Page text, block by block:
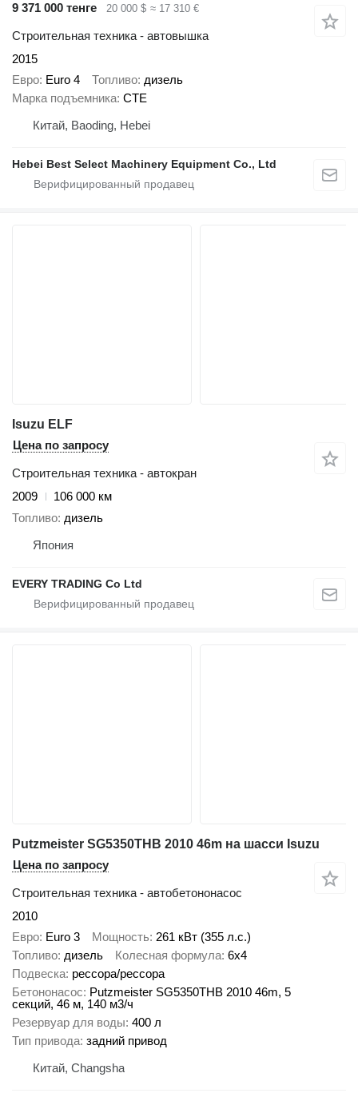
9 371 000 тенге 20 000 $ ≈ 17 310 €
Строительная техника - автовышка
2015
Евро Euro 4 Топливо дизель
Марка подъемника CTE
Китай, Baoding, Hebei
Hebei Best Select Machinery Equipment Co., Ltd
Isuzu ELF
Цена по запросу
Строительная техника - автокран
2009
106 000 км
Топливо дизель
Япония
EVERY TRADING Co Ltd
Putzmeister SG5350THB 2010 46m на шасси Isuzu
Цена по запросу
Строительная техника - автобетононасос
2010
Евро Euro 3 Мощность 261 кВт (355 л.с.)
Топливо дизель Колесная формула 6x4
Подвеска рессора/рессора
Бетононасос Putzmeister SG5350THB 2010 46m, 5
секций, 46 м, 140 м3/ч
Резервуар для воды 400 л
Тип привода задний привод
Китай, Changsha